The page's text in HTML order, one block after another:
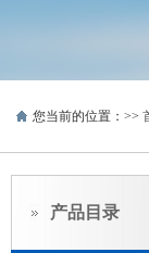
您当前的位置：>>
产品目录